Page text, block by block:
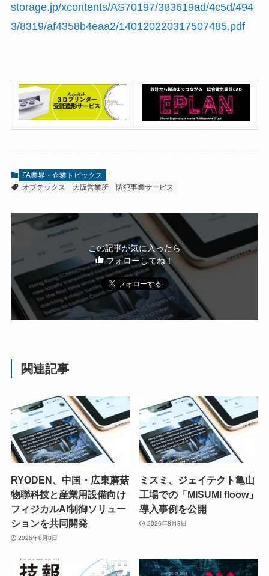
storage.jp/xcontents/AS70197/383619ad/4c5d/494
3/8319/af4358b4eaa2/140120220317507485.pdf
FA業界・企業トピックス
オプテックス
大阪営業所 防犯事業サービス
この記事が気に入ったら
フォローしてね！
関連記事
RYODEN、中国・広東蘑菇
物聯科技と産業用設備向け
フィジカルAI制御ソリュー
ションを共同開発
2026年8月8日
ミスミ、ジェイテクト亀山
工場での「MISUMI floow」
導入事例を公開
2026年8月8日